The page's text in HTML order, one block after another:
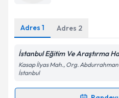
kapsamda
Adres 1 Adres 2
İstanbul Eğitim Ve Araştırma
Kasap İlyas Mah., Org.
İstanbul